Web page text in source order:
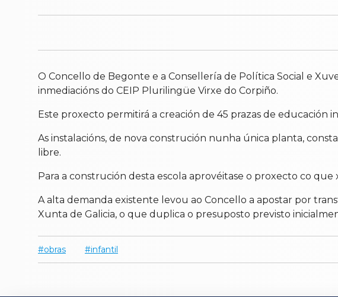
O Concello de Begonte e a Consellería de Política Social e
inmediacións do CEIP Plurilingüe Virxe do Corpiño.
Este proxecto permitirá a creación de 45 prazas de educación
As instalacións, de nova construción nunha única planta,
libre.
Para a construción desta escola aprovéitase o proxecto co
A alta demanda existente levou ao Concello a apostar por
Xunta de Galicia, o que duplica o presuposto previsto
obras infantil